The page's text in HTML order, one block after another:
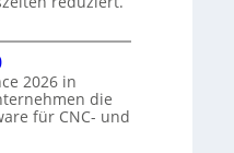
2026 in
die
für CNC- und